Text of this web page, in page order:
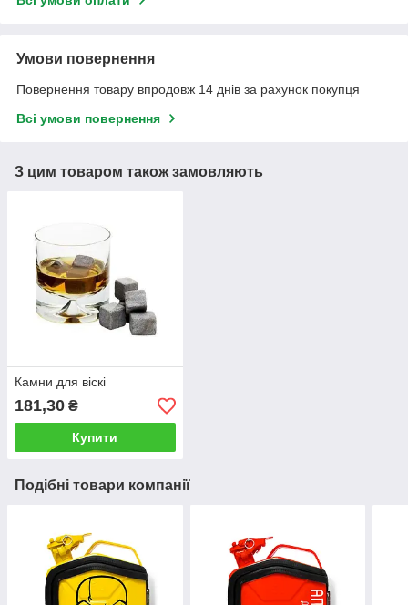
Умови повернення
Повернення товару впродовж 14 днів за рахунок покупця
Всі умови повернення
З цим товаром також замовляють
Камни для віскі
181,30 ₴
Купити
Подібні товари компанії